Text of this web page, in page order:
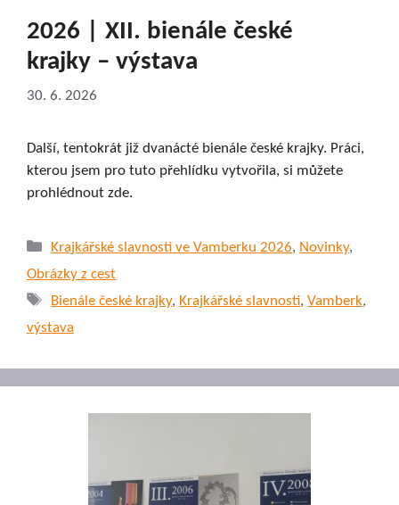
2026 | XII. bienále české
krajky – výstava
30. 6. 2026
Další, tentokrát již dvanácté bienále české krajky. Práci,
kterou jsem pro tuto přehlídku vytvořila, si můžete
prohlédnout zde.
Rubriky
Krajkářské slavnosti ve Vamberku 2026, Novinky,
Obrázky z cest
Štítky
Bienále české krajky, Krajkářské slavnosti,Vamberk,
výstava